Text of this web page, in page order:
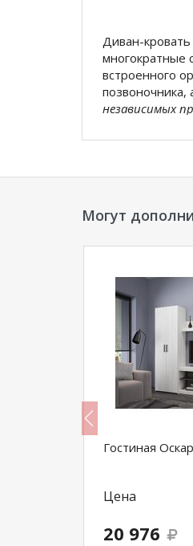
Диван-
многократные
встроенного
независимых
уточняйте у
магазина и
Могут
Гостиная
Цена
20 976